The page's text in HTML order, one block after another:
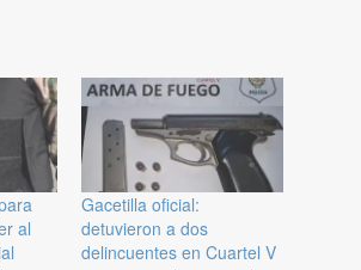
al
Gacetilla oficial:
detuvieron a dos
delincuentes en Cuartel V